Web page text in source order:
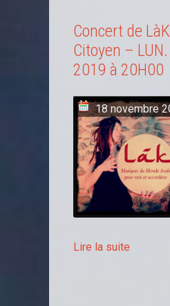
Concert de
Citoyen –
2019 à 20H00
18 novembre
Lire la suite